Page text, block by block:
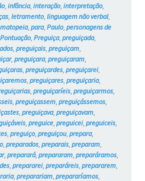
, infância, interação, interpretação,
, letramento, linguagem não verbal,
, para, Paulo, personagens de
Pontuação, Preguiça, preguiçada,
, preguiçais, preguiçam,
, preguiçara, preguiçaram,
, preguiçardes, preguiçarei,
, preguiçares, preguiçaria,
, preguiçaríeis, preguiçarmos,
, preguiçassem, preguiçássemos,
, preguiçava, preguiçavam,
, preguice, preguicei, preguiceis,
, preguiço, preguiçou, prepara,
, preparados, preparais, preparam,
, preparará, prepararam, preparáramos,
, prepararei, preparáreis, prepararem,
, preparariam, prepararíamos,